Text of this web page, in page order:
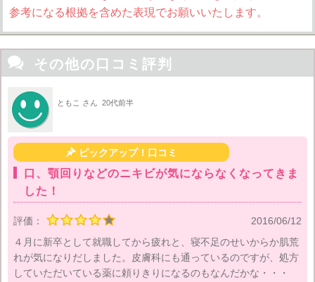
参考になる根拠を含めた表現でお願いいたします。
 その他の口コミ評判
ともこ さん 20代前半
ピックアップ！口コミ
口、顎回りなどのニキビが気にならなくなってきま
した！
評価：
2016/06/12
４月に新卒として就職してから疲れと、寝不足のせいからか肌荒
れが気になりだしました。皮膚科にも通っているのですが、処方
していただいている薬に頼りきりになるのもなんだかな・・・